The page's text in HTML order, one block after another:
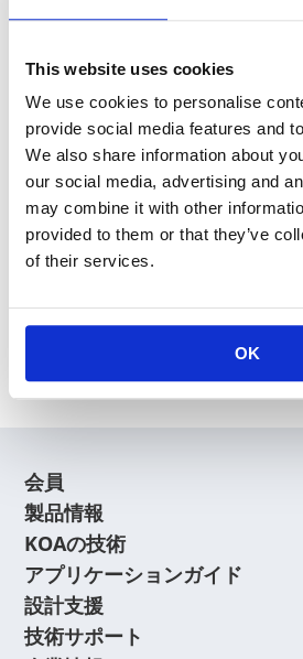
This website uses cookies
We use cookies to personalise
provide social media features and
We also share information about
our social media, advertising and
may combine it with other
provided to them or that they’ve
of their services.
OK
【会員限定コンテンツ】
抵抗器 温度分布シミュレータ
最新技術セミナー動画・資料
KOA Thermal Design Technology
会員登録に関するよくある
会員
製品情報
KOAの技術
アプリケーションガイド
設計支援
技術サポート